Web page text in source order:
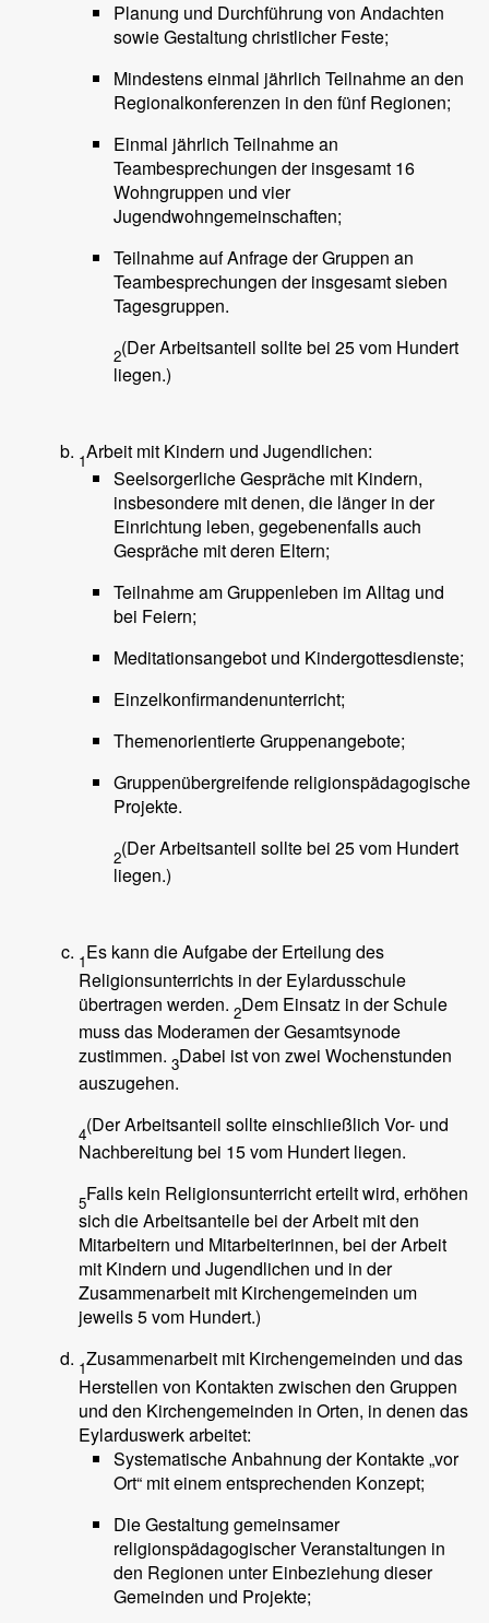
Planung und Durchführung von Andachten
sowie Gestaltung christlicher Feste;
Mindestens einmal jährlich Teilnahme an den
Regionalkonferenzen in den fünf Regionen;
Einmal jährlich Teilnahme an
Teambesprechungen der insgesamt 16
Wohngruppen und vier
Jugendwohngemeinschaften;
Teilnahme auf Anfrage der Gruppen an
Teambesprechungen der insgesamt sieben
Tagesgruppen.
2(Der Arbeitsanteil sollte bei 25 vom Hundert
liegen.)
1Arbeit mit Kindern und Jugendlichen:
Seelsorgerliche Gespräche mit Kindern,
insbesondere mit denen, die länger in der
Einrichtung leben, gegebenenfalls auch
Gespräche mit deren Eltern;
Teilnahme am Gruppenleben im Alltag und
bei Feiern;
Meditationsangebot und Kindergottesdienste;
Einzelkonfirmandenunterricht;
Themenorientierte Gruppenangebote;
Gruppenübergreifende religionspädagogische
Projekte.
2(Der Arbeitsanteil sollte bei 25 vom Hundert
liegen.)
1Es kann die Aufgabe der Erteilung des
Religionsunterrichts in der Eylardusschule
übertragen werden. 2Dem Einsatz in der Schule
muss das Moderamen der Gesamtsynode
zustimmen. 3Dabei ist von zwei Wochenstunden
auszugehen.
4(Der Arbeitsanteil sollte einschließlich Vor- und
Nachbereitung bei 15 vom Hundert liegen.
5Falls kein Religionsunterricht erteilt wird, erhöhen
sich die Arbeitsanteile bei der Arbeit mit den
Mitarbeitern und Mitarbeiterinnen, bei der Arbeit
mit Kindern und Jugendlichen und in der
Zusammenarbeit mit Kirchengemeinden um
jeweils 5 vom Hundert.)
1Zusammenarbeit mit Kirchengemeinden und das
Herstellen von Kontakten zwischen den Gruppen
und den Kirchengemeinden in Orten, in denen das
Eylarduswerk arbeitet:
Systematische Anbahnung der Kontakte „vor
Ort“ mit einem entsprechenden Konzept;
Die Gestaltung gemeinsamer
religionspädagogischer Veranstaltungen in
den Regionen unter Einbeziehung dieser
Gemeinden und Projekte;